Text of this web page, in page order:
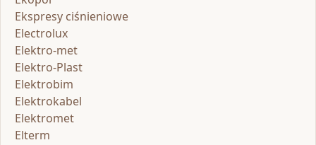
Ekspresy ciśnieniowe
Electrolux
Elektro-met
Elektro-Plast
Elektrobim
Elektrokabel
Elektromet
Elterm